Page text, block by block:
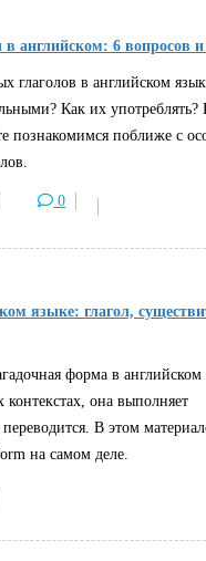
английском: 6 вопросов и
глаголов в английском
Как их употреблять?
познакомимся поближе с
0
языке: глагол,
форма в английском
она выполняет
В этом
на самом деле.